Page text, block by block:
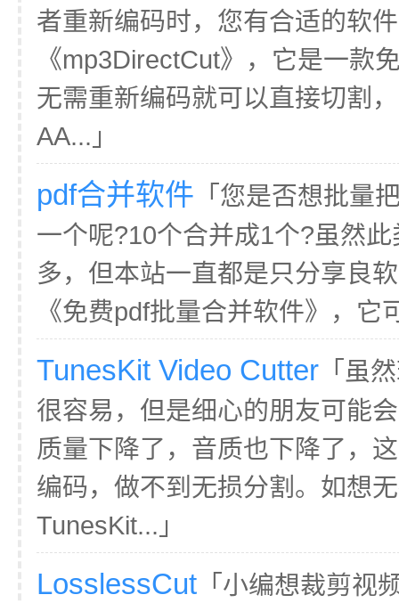
者重新编码时，您有合适的软
《mp3DirectCut》，它是一款
无需重新编码就可以直接切割
AA...」
pdf合并软件 「您是否想批量
一个呢?10个合并成1个?虽然
多，但本站一直都是只分享良
《免费pdf批量合并软件》，它
TunesKit Video Cutter 「虽
很容易，但是细心的朋友可能
质量下降了，音质也下降了，
编码，做不到无损分割。如想
TunesKit...」
LosslessCut 「小编想裁剪视